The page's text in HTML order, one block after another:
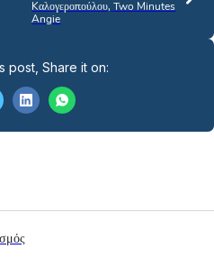
Kαλογεροπούλου, Two Minutes
Angie
post, Share it on: